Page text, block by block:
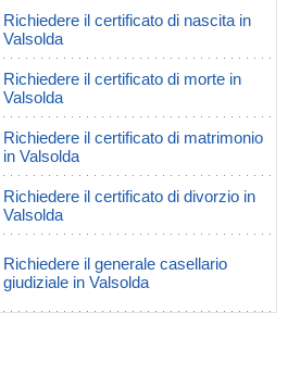
Richiedere il certificato di nascita in
Valsolda
Richiedere il certificato di morte in
Valsolda
Richiedere il certificato di matrimonio
in Valsolda
Richiedere il certificato di divorzio in
Valsolda
Richiedere il generale casellario
giudiziale in Valsolda